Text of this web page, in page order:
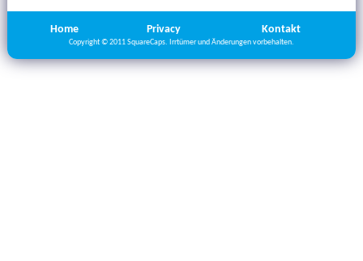
Home Privacy Kontakt
Copyright © 2011 SquareCaps. Irrtümer und Änderungen vorbehalten.